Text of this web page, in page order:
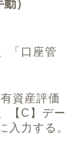
）
「口座管
資産評価
【C】デー
入力する。